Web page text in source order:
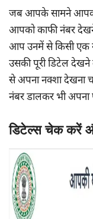
जब आपके सामने
आपको काफी नंबर
आप उनमें से किसी एक
उसकी पूरी डिटेल
से अपना नक्शा देखना
नंबर डालकर भी अपना
डिटेल्स चेक करें